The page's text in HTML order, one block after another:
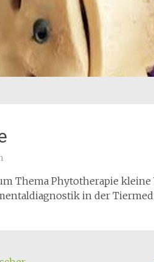
Thema Phytotherapie
in der